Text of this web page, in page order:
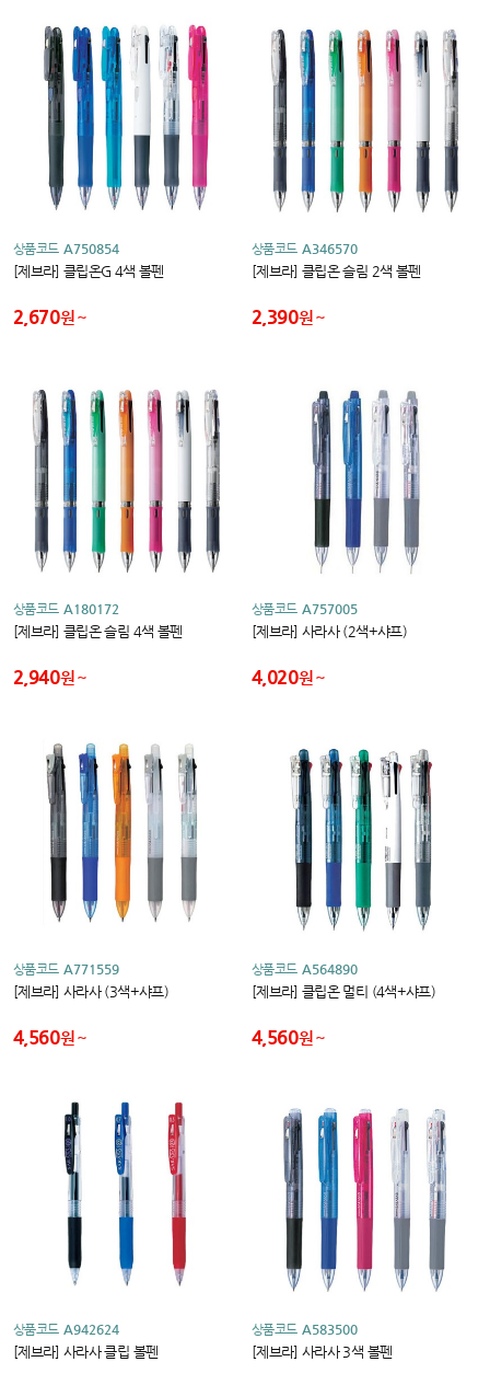
상품코드 A750854
[제브라] 클립온G 4색 볼펜
2,670원
상품코드 A346570
[제브라] 클립온 슬림 2색 볼펜
2,390원
상품코드 A180172
[제브라] 클립온 슬림 4색 볼펜
2,940원
상품코드 A757005
[제브라] 사라사 (2색+샤프)
4,020원
상품코드 A771559
[제브라] 사라사 (3색+샤프)
4,560원
상품코드 A564890
[제브라] 클립온 멀티 (4색+샤프)
4,560원
상품코드 A942624
[제브라] 사라사 클립 볼펜
상품코드 A583500
[제브라] 사라사 3색 볼펜